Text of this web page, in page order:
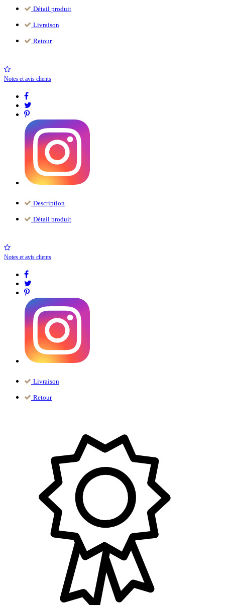
Détail produit
Livraison
Retour
Notes et avis clients
Description
Détail produit
Notes et avis clients
Livraison
Retour